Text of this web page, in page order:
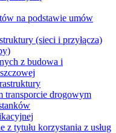
na podstawie umów
(sieci i przyłącza)
z budowa i
transporcie drogowym
z tytułu korzystania z usług